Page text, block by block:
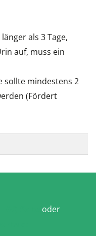
als 3 Tage,
auf, muss ein
sollte mindestens 2
(Fördert
oder